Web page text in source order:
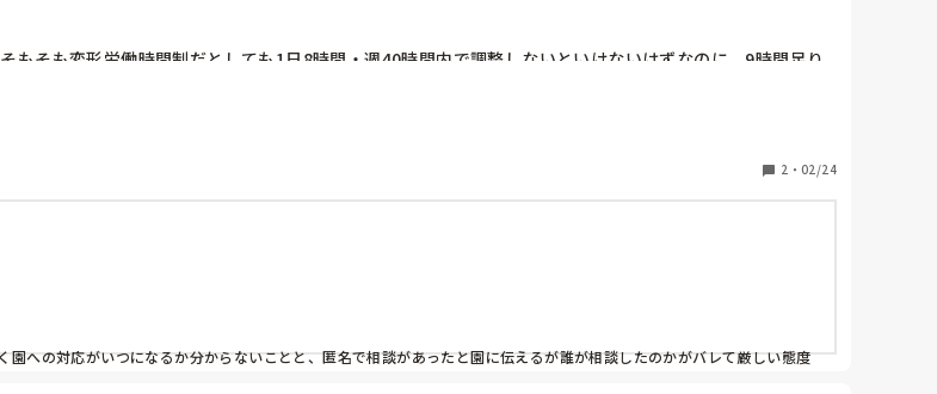
そも変形労働時間制だとしても1日8時間・週40時間内で調整しないといけないはずなのに、9時間足り
2 ・ 02/24
への対応がいつになるか分からないことと、匿名で相談があったと園に伝えるが誰が相談したのかがバレて厳しい態度